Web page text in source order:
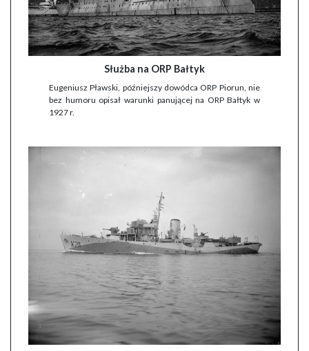
Służba na ORP Bałtyk
Eugeniusz Pławski, późniejszy dowódca ORP Piorun, nie
bez humoru opisał warunki panującej na ORP Bałtyk w
1927 r.